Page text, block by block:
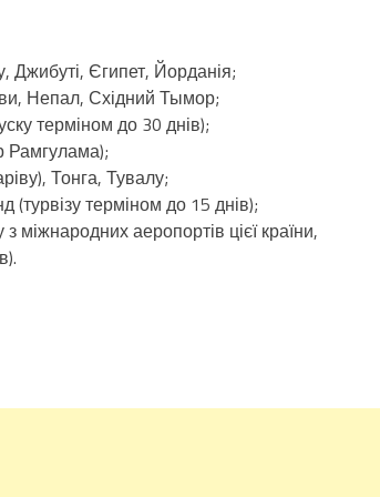
Джибуті, Єгипет, Йорданія;
Непал, Східний Тымор;
терміном до 30 днів);
Рамгулама);
Тонга, Тувалу;
терміном до 15 днів);
аеропортів цієї країни,